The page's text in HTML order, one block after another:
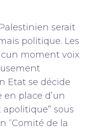
serait
politique. Les
moment voix
Etat se décide
en place d’un
sous
“Comité de la